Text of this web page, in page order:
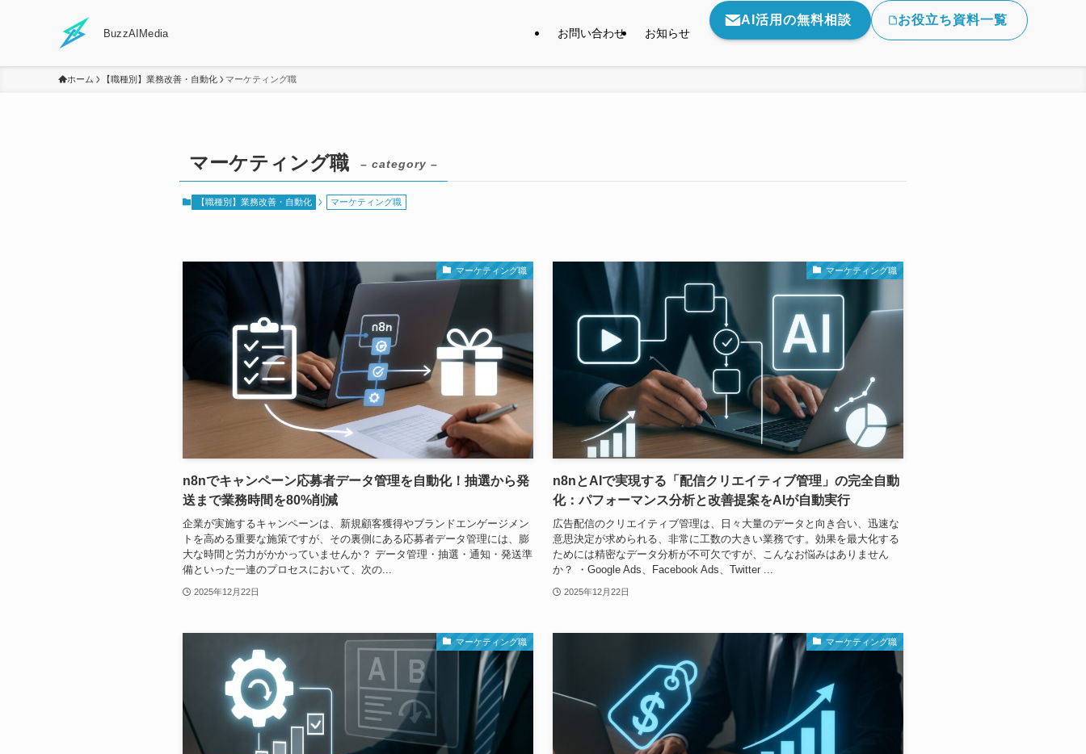
BuzzAIMedia お問い合わせ お知らせ
AI活用の無料相談 お役立ち資料一覧
ホーム 【職種別】業務改善・自動化 マーケティング職
マーケティング職 – category –
【職種別】業務改善・自動化 マーケティング職
マーケティング職
n8nでキャンペーン応募者データ管理を自動化！抽選から発
送まで業務時間を80%削減
企業が実施するキャンペーンは、新規顧客獲得やブランドエンゲージメン
トを高める重要な施策ですが、その裏側にある応募者データ管理には、膨
大な時間と労力がかかっていませんか？ データ管理・抽選・通知・発送準
備といった一連のプロセスにおいて、次の...
2025年12月22日
マーケティング職
n8nとAIで実現する「配信クリエイティブ管理」の完全自動
化：パフォーマンス分析と改善提案をAIが自動実行
広告配信のクリエイティブ管理は、日々大量のデータと向き合い、迅速な
意思決定が求められる、非常に工数の大きい業務です。効果を最大化する
ためには精密なデータ分析が不可欠ですが、こんなお悩みはありません
か？ ・Google Ads、Facebook Ads、Twitter ...
2025年12月22日
マーケティング職 マーケティング職